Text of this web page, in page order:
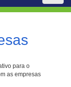
para o
as empresas